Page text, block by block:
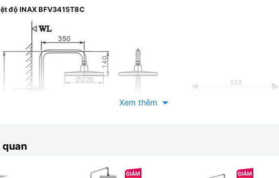
độ INAX BFV3415T8C
Xem thêm
quan